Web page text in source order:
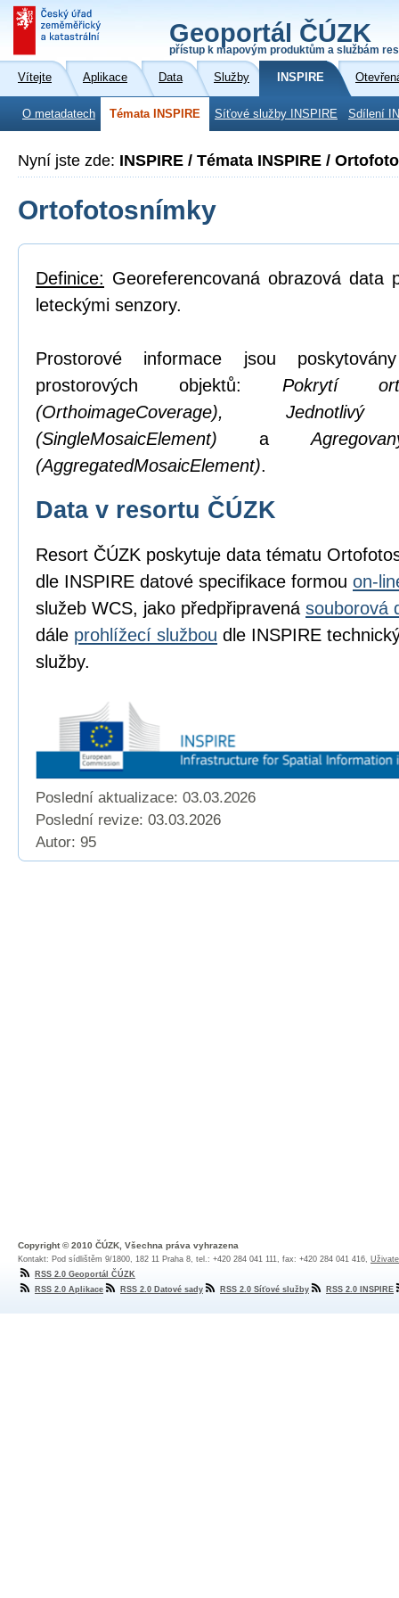
Geoportál ČÚZK
přístup k mapovým produktům a službám
Vítejte Aplikace Data Služby INSPIRE
O metadatech Témata INSPIRE Síťové služby INSPIRE Sdílení
Nyní jste zde: INSPIRE / Témata INSPIRE /
Ortofotosnímky
Definice: Georeferencovaná obrazová data
leteckými senzory.
Prostorové informace jsou
prostorových objektů: Pokrytí
(OrthoimageCoverage),
(SingleMosaicElement) a
(AggregatedMosaicElement).
Data v resortu ČÚZK
Resort ČÚZK poskytuje data tématu
dle INSPIRE datové specifikace formou on-
služeb WCS, jako předpřipravená souborová
dále prohlížecí službou dle INSPIRE
služby.
Poslední aktualizace: 03.03.2026
Poslední revize: 03.03.2026
Autor: 95
Copyright © 2010 ČÚZK, Všechna práva vyhrazena
Kontakt: Pod sídlištěm 9/1800, 182 11 Praha 8, tel.: +420 284 041 111, fax: +420 284 041 416,
RSS 2.0 Geoportál ČÚZK
RSS 2.0 Aplikace
RSS 2.0 Datové sady RSS 2.0 Síťové služby RSS 2.0 INSPIRE